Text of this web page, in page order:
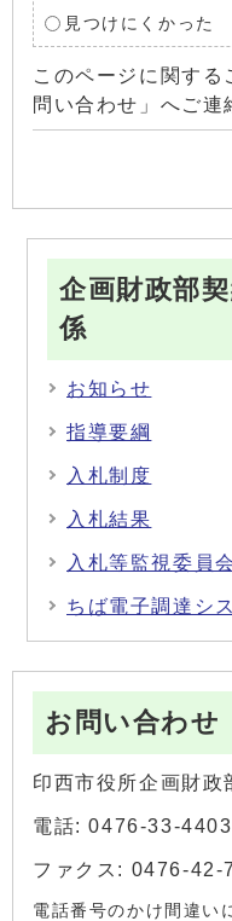
見つけにくかった
このページに関する
問い合わせ」へご連
企画財政部
係
お知らせ
指導要綱
入札制度
入札結果
入札等監視委員会
ちば電子調達シ
お問い合わせ
印西市役所企画財政
電話: 0476-33-4403
ファクス: 0476-42-
電話番号のかけ間違い